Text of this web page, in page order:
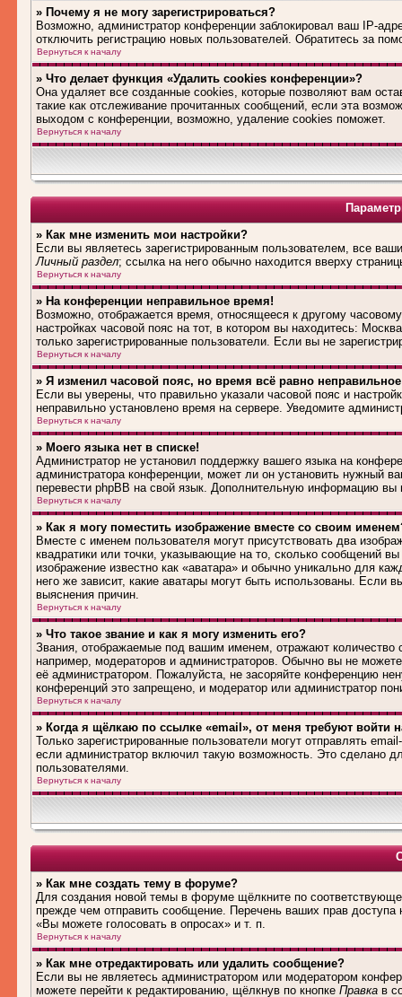
» Почему я не могу зарегистрироваться?
Возможно, администратор конференции заблокировал ваш IP-
отключить регистрацию новых пользователей. Обратитесь за
Вернуться к началу
» Что делает функция «Удалить cookies конференции»?
Она удаляет все созданные cookies, которые позволяют вам
такие как отслеживание прочитанных сообщений, если эта
выходом с конференции, возможно, удаление cookies поможет.
Вернуться к началу
» Как мне изменить мои настройки?
Если вы являетесь зарегистрированным пользователем, все
Личный раздел; ссылка на него обычно находится вверху
Вернуться к началу
» На конференции неправильное время!
Возможно, отображается время, относящееся к другому
настройках часовой пояс на тот, в котором вы находитесь:
только зарегистрированные пользователи. Если вы не
Вернуться к началу
» Я изменил часовой пояс, но время всё равно
Если вы уверены, что правильно указали часовой пояс и
неправильно установлено время на сервере. Уведомите
Вернуться к началу
» Моего языка нет в списке!
Администратор не установил поддержку вашего языка на
администратора конференции, может ли он установить нужный
перевести phpBB на свой язык. Дополнительную информацию вы
Вернуться к началу
» Как я могу поместить изображение вместе со своим
Вместе с именем пользователя могут присутствовать два
квадратики или точки, указывающие на то, сколько сообщений
изображение известно как «аватара» и обычно уникально для
него же зависит, какие аватары могут быть использованы. Если
выяснения причин.
Вернуться к началу
» Что такое звание и как я могу изменить его?
Звания, отображаемые под вашим именем, отражают
например, модераторов и администраторов. Обычно вы не
её администратором. Пожалуйста, не засоряйте конференцию
конференций это запрещено, и модератор или администратор
Вернуться к началу
» Когда я щёлкаю по ссылке «email», от меня требуют войти
Только зарегистрированные пользователи могут отправлять
если администратор включил такую возможность. Это сделано
пользователями.
Вернуться к началу
» Как мне создать тему в форуме?
Для создания новой темы в форуме щёлкните по
прежде чем отправить сообщение. Перечень ваших прав
«Вы можете голосовать в опросах» и т. п.
Вернуться к началу
» Как мне отредактировать или удалить сообщение?
Если вы не являетесь администратором или модератором
можете перейти к редактированию, щёлкнув по кнопке Правка в